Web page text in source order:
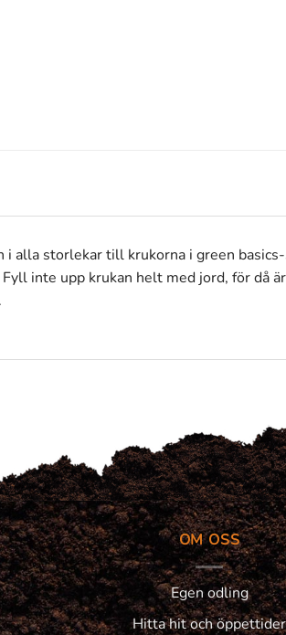
alla storlekar till krukorna i green
inte upp krukan helt med jord, för
OM OSS
Egen odling
Hitta hit och öppettider